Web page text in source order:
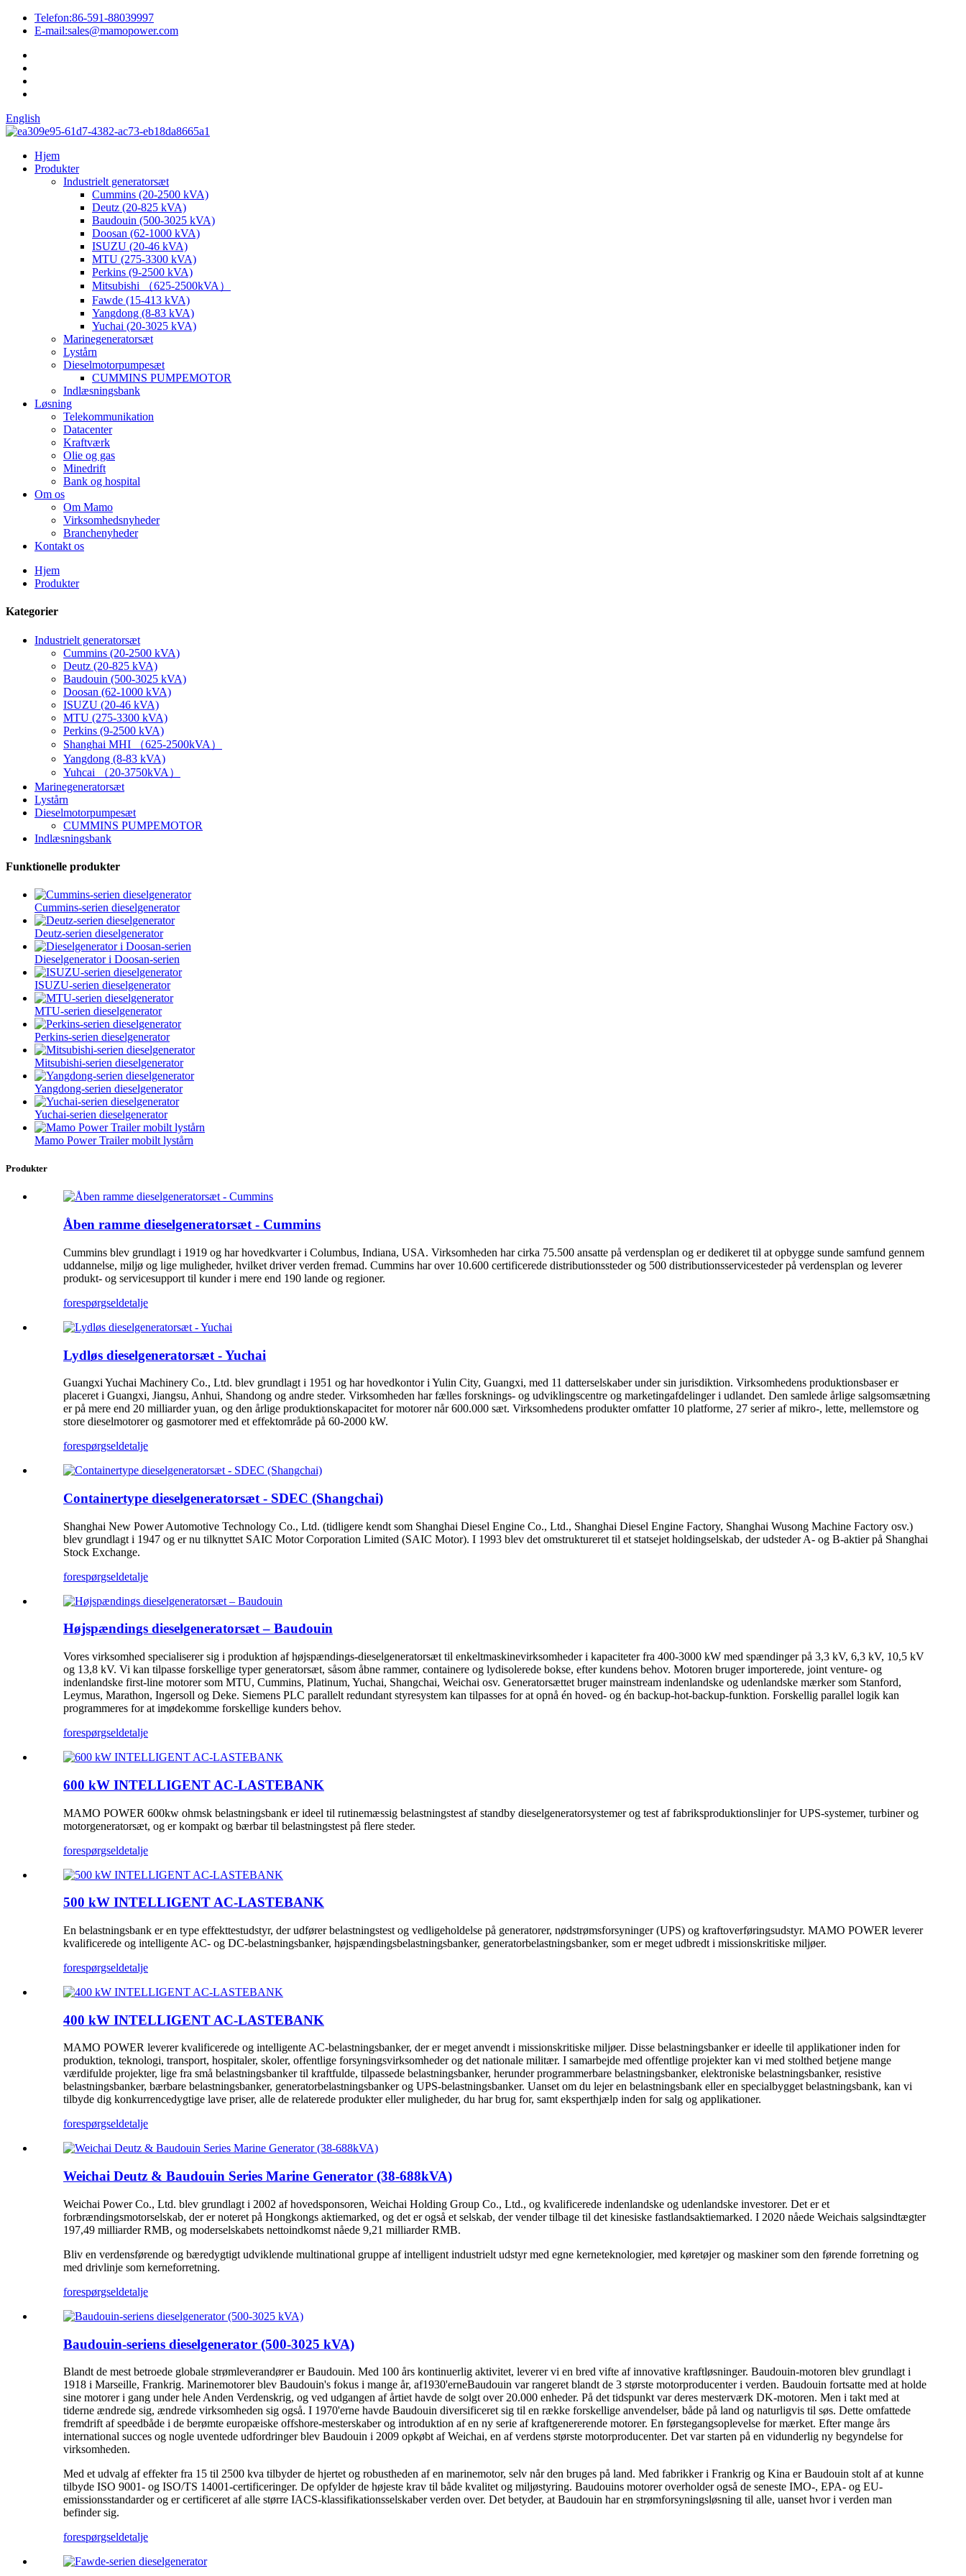
Telefon:86-591-88039997
E-mail:sales@mamopower.com
English
Hjem
Produkter
Industrielt generatorsæt
Cummins (20-2500 kVA)
Deutz (20-825 kVA)
Baudouin (500-3025 kVA)
Doosan (62-1000 kVA)
ISUZU (20-46 kVA)
MTU (275-3300 kVA)
Perkins (9-2500 kVA)
Mitsubishi （625-2500kVA）
Fawde (15-413 kVA)
Yangdong (8-83 kVA)
Yuchai (20-3025 kVA)
Marinegeneratorsæt
Lystårn
Dieselmotorpumpesæt
CUMMINS PUMPEMOTOR
Indlæsningsbank
Løsning
Telekommunikation
Datacenter
Kraftværk
Olie og gas
Minedrift
Bank og hospital
Om os
Om Mamo
Virksomhedsnyheder
Branchenyheder
Kontakt os
Hjem
Produkter
Kategorier
Industrielt generatorsæt
Cummins (20-2500 kVA)
Deutz (20-825 kVA)
Baudouin (500-3025 kVA)
Doosan (62-1000 kVA)
ISUZU (20-46 kVA)
MTU (275-3300 kVA)
Perkins (9-2500 kVA)
Shanghai MHI （625-2500kVA）
Yangdong (8-83 kVA)
Yuhcai （20-3750kVA）
Marinegeneratorsæt
Lystårn
Dieselmotorpumpesæt
CUMMINS PUMPEMOTOR
Indlæsningsbank
Funktionelle produkter
Cummins-serien dieselgenerator
Deutz-serien dieselgenerator
Dieselgenerator i Doosan-serien
ISUZU-serien dieselgenerator
MTU-serien dieselgenerator
Perkins-serien dieselgenerator
Mitsubishi-serien dieselgenerator
Yangdong-serien dieselgenerator
Yuchai-serien dieselgenerator
Mamo Power Trailer mobilt lystårn
Produkter
Åben ramme dieselgeneratorsæt - Cummins
Cummins blev grundlagt i 1919 og har hovedkvarter i Columbus, Indiana, USA. Virksomheden har cirka 75.500 ansatte på verdensplan og er dedikeret til at opbygge sunde samfund gennem
uddannelse, miljø og lige muligheder, hvilket driver verden fremad. Cummins har over 10.600 certificerede distributionssteder og 500 distributionsservicesteder på verdensplan og leverer
produkt- og servicesupport til kunder i mere end 190 lande og regioner.
forespørgseldetalje
Lydløs dieselgeneratorsæt - Yuchai
Guangxi Yuchai Machinery Co., Ltd. blev grundlagt i 1951 og har hovedkontor i Yulin City, Guangxi, med 11 datterselskaber under sin jurisdiktion. Virksomhedens produktionsbaser er
placeret i Guangxi, Jiangsu, Anhui, Shandong og andre steder. Virksomheden har fælles forsknings- og udviklingscentre og marketingafdelinger i udlandet. Den samlede årlige salgsomsætning
er på mere end 20 milliarder yuan, og den årlige produktionskapacitet for motorer når 600.000 sæt. Virksomhedens produkter omfatter 10 platforme, 27 serier af mikro-, lette, mellemstore og
store dieselmotorer og gasmotorer med et effektområde på 60-2000 kW.
forespørgseldetalje
Containertype dieselgeneratorsæt - SDEC (Shangchai)
Shanghai New Power Automotive Technology Co., Ltd. (tidligere kendt som Shanghai Diesel Engine Co., Ltd., Shanghai Diesel Engine Factory, Shanghai Wusong Machine Factory osv.)
blev grundlagt i 1947 og er nu tilknyttet SAIC Motor Corporation Limited (SAIC Motor). I 1993 blev det omstruktureret til et statsejet holdingselskab, der udsteder A- og B-aktier på Shanghai
Stock Exchange.
forespørgseldetalje
Højspændings dieselgeneratorsæt – Baudouin
Vores virksomhed specialiserer sig i produktion af højspændings-dieselgeneratorsæt til enkeltmaskinevirksomheder i kapaciteter fra 400-3000 kW med spændinger på 3,3 kV, 6,3 kV, 10,5 kV
og 13,8 kV. Vi kan tilpasse forskellige typer generatorsæt, såsom åbne rammer, containere og lydisolerede bokse, efter kundens behov. Motoren bruger importerede, joint venture- og
indenlandske first-line motorer som MTU, Cummins, Platinum, Yuchai, Shangchai, Weichai osv. Generatorsættet bruger mainstream indenlandske og udenlandske mærker som Stanford,
Leymus, Marathon, Ingersoll og Deke. Siemens PLC parallelt redundant styresystem kan tilpasses for at opnå én hoved- og én backup-hot-backup-funktion. Forskellig parallel logik kan
programmeres for at imødekomme forskellige kunders behov.
forespørgseldetalje
600 kW INTELLIGENT AC-LASTEBANK
MAMO POWER 600kw ohmsk belastningsbank er ideel til rutinemæssig belastningstest af standby dieselgeneratorsystemer og test af fabriksproduktionslinjer for UPS-systemer, turbiner og
motorgeneratorsæt, og er kompakt og bærbar til belastningstest på flere steder.
forespørgseldetalje
500 kW INTELLIGENT AC-LASTEBANK
En belastningsbank er en type effekttestudstyr, der udfører belastningstest og vedligeholdelse på generatorer, nødstrømsforsyninger (UPS) og kraftoverføringsudstyr. MAMO POWER leverer
kvalificerede og intelligente AC- og DC-belastningsbanker, højspændingsbelastningsbanker, generatorbelastningsbanker, som er meget udbredt i missionskritiske miljøer.
forespørgseldetalje
400 kW INTELLIGENT AC-LASTEBANK
MAMO POWER leverer kvalificerede og intelligente AC-belastningsbanker, der er meget anvendt i missionskritiske miljøer. Disse belastningsbanker er ideelle til applikationer inden for
produktion, teknologi, transport, hospitaler, skoler, offentlige forsyningsvirksomheder og det nationale militær. I samarbejde med offentlige projekter kan vi med stolthed betjene mange
værdifulde projekter, lige fra små belastningsbanker til kraftfulde, tilpassede belastningsbanker, herunder programmerbare belastningsbanker, elektroniske belastningsbanker, resistive
belastningsbanker, bærbare belastningsbanker, generatorbelastningsbanker og UPS-belastningsbanker. Uanset om du lejer en belastningsbank eller en specialbygget belastningsbank, kan vi
tilbyde dig konkurrencedygtige lave priser, alle de relaterede produkter eller muligheder, du har brug for, samt eksperthjælp inden for salg og applikationer.
forespørgseldetalje
Weichai Deutz & Baudouin Series Marine Generator (38-688kVA)
Weichai Power Co., Ltd. blev grundlagt i 2002 af hovedsponsoren, Weichai Holding Group Co., Ltd., og kvalificerede indenlandske og udenlandske investorer. Det er et
forbrændingsmotorselskab, der er noteret på Hongkongs aktiemarked, og det er også et selskab, der vender tilbage til det kinesiske fastlandsaktiemarked. I 2020 nåede Weichais salgsindtægter
197,49 milliarder RMB, og moderselskabets nettoindkomst nåede 9,21 milliarder RMB.
Bliv en verdensførende og bæredygtigt udviklende multinational gruppe af intelligent industrielt udstyr med egne kerneteknologier, med køretøjer og maskiner som den førende forretning og
med drivlinje som kerneforretning.
forespørgseldetalje
Baudouin-seriens dieselgenerator (500-3025 kVA)
Blandt de mest betroede globale strømleverandører er Baudouin. Med 100 års kontinuerlig aktivitet, leverer vi en bred vifte af innovative kraftløsninger. Baudouin-motoren blev grundlagt i
1918 i Marseille, Frankrig. Marinemotorer blev Baudouin's fokus i mange år, af1930'erneBaudouin var rangeret blandt de 3 største motorproducenter i verden. Baudouin fortsatte med at holde
sine motorer i gang under hele Anden Verdenskrig, og ved udgangen af årtiet havde de solgt over 20.000 enheder. På det tidspunkt var deres mesterværk DK-motoren. Men i takt med at
tiderne ændrede sig, ændrede virksomheden sig også. I 1970'erne havde Baudouin diversificeret sig til en række forskellige anvendelser, både på land og naturligvis til søs. Dette omfattede
fremdrift af speedbåde i de berømte europæiske offshore-mesterskaber og introduktion af en ny serie af kraftgenererende motorer. En førstegangsoplevelse for mærket. Efter mange års
international succes og nogle uventede udfordringer blev Baudouin i 2009 opkøbt af Weichai, en af verdens største motorproducenter. Det var starten på en vidunderlig ny begyndelse for
virksomheden.
Med et udvalg af effekter fra 15 til 2500 kva tilbyder de hjertet og robustheden af en marinemotor, selv når den bruges på land. Med fabrikker i Frankrig og Kina er Baudouin stolt af at kunne
tilbyde ISO 9001- og ISO/TS 14001-certificeringer. De opfylder de højeste krav til både kvalitet og miljøstyring. Baudouins motorer overholder også de seneste IMO-, EPA- og EU-
emissionsstandarder og er certificeret af alle større IACS-klassifikationsselskaber verden over. Det betyder, at Baudouin har en strømforsyningsløsning til alle, uanset hvor i verden man
befinder sig.
forespørgseldetalje